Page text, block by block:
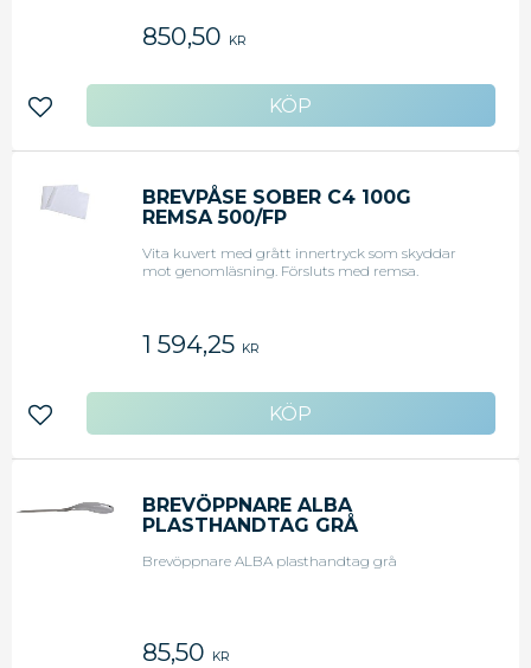
850,50 KR
Lägg till i favoriter
BREVPÅSE SOBER C4 100G
REMSA 500/FP
Vita kuvert med grått innertryck som skyddar
mot genomläsning. Försluts med remsa.
1 594,25 KR
Lägg till i favoriter
BREVÖPPNARE ALBA
PLASTHANDTAG GRÅ
Brevöppnare ALBA plasthandtag grå
85,50 KR